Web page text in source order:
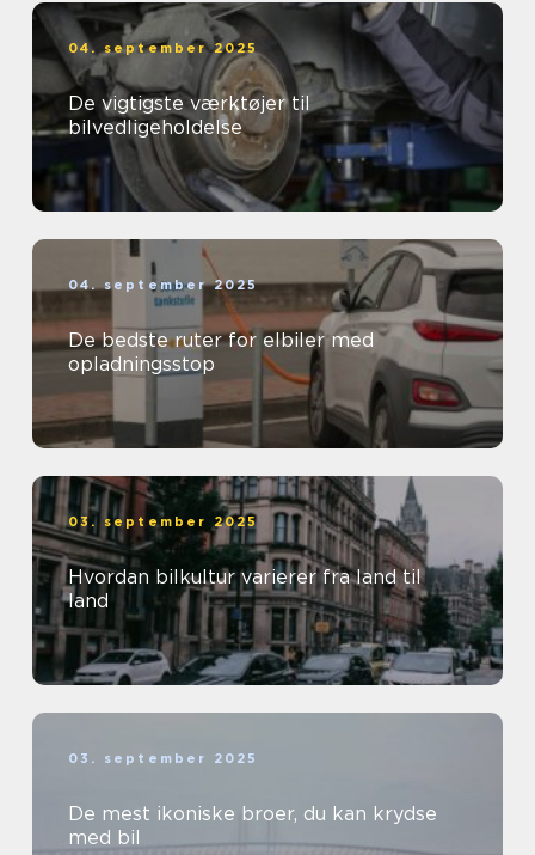
04. september 2025
De vigtigste værktøjer til
bilvedligeholdelse
04. september 2025
De bedste ruter for elbiler med
opladningsstop
03. september 2025
Hvordan bilkultur varierer fra land til
land
03. september 2025
De mest ikoniske broer, du kan krydse
med bil